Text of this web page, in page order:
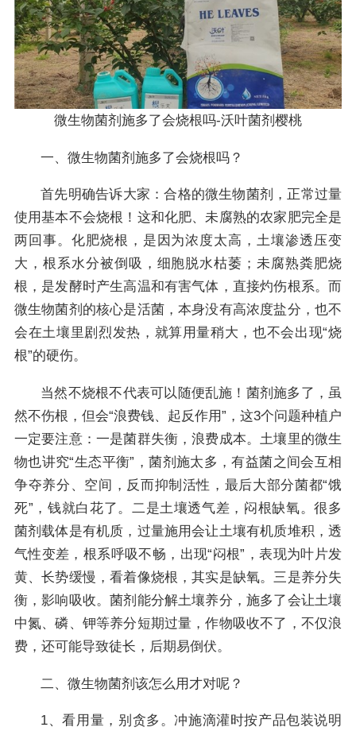
微生物菌剂施多了会烧根吗-沃叶菌剂樱桃
一、微生物菌剂施多了会烧根吗？
首先明确告诉大家：合格的微生物菌剂，正常过量
使用基本不会烧根！这和化肥、未腐熟的农家肥完全是
两回事。化肥烧根，是因为浓度太高，土壤渗透压变
大，根系水分被倒吸，细胞脱水枯萎；未腐熟粪肥烧
根，是发酵时产生高温和有害气体，直接灼伤根系。而
微生物菌剂的核心是活菌，本身没有高浓度盐分，也不
会在土壤里剧烈发热，就算用量稍大，也不会出现“烧
根”的硬伤。
当然不烧根不代表可以随便乱施！菌剂施多了，虽
然不伤根，但会“浪费钱、起反作用”，这3个问题种植户
一定要注意：一是菌群失衡，浪费成本。土壤里的微生
物也讲究“生态平衡”，菌剂施太多，有益菌之间会互相
争夺养分、空间，反而抑制活性，最后大部分菌都“饿
死”，钱就白花了。二是土壤透气差，闷根缺氧。很多
菌剂载体是有机质，过量施用会让土壤有机质堆积，透
气性变差，根系呼吸不畅，出现“闷根”，表现为叶片发
黄、长势缓慢，看着像烧根，其实是缺氧。三是养分失
衡，影响吸收。菌剂能分解土壤养分，施多了会让土壤
中氮、磷、钾等养分短期过量，作物吸收不了，不仅浪
费，还可能导致徒长，后期易倒伏。
二、微生物菌剂该怎么用才对呢？
1、看用量，别贪多。冲施滴灌时按产品包装说明